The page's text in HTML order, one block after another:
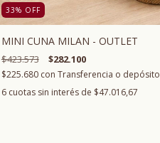
33% OFF
MINI CUNA MILAN - OUTLET
$423.573 $282.100
$225.680 con Transferencia o depósito
6 cuotas sin interés de $47.016,67